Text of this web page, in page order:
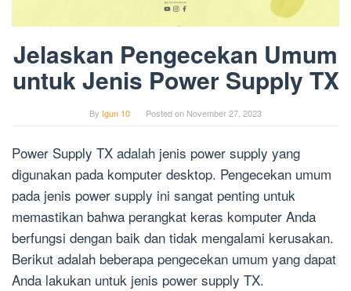
Jelaskan Pengecekan Umum
untuk Jenis Power Supply TX
By Igun 10 Posted on November 27, 2023
Power Supply TX adalah jenis power supply yang
digunakan pada komputer desktop. Pengecekan umum
pada jenis power supply ini sangat penting untuk
memastikan bahwa perangkat keras komputer Anda
berfungsi dengan baik dan tidak mengalami kerusakan.
Berikut adalah beberapa pengecekan umum yang dapat
Anda lakukan untuk jenis power supply TX.